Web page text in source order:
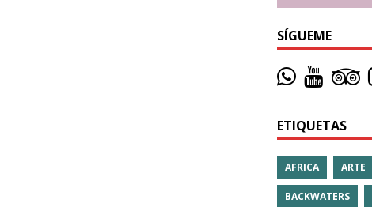
SÍGUEME
ETIQUETAS
AFRICA ARTE
BACKWATERS